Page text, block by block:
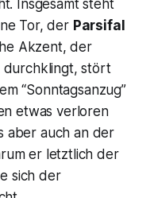
Insgesamt steht
Tor, der Parsifal
Akzent, der
durchklingt, stört
“Sonntagsanzug”
etwas verloren
aber auch an der
er letztlich der
sich der